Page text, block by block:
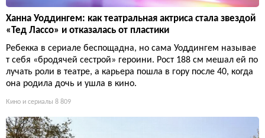
Ханна Уоддингем: как театральная актриса стала звездой
«Тед Лассо» и отказалась от пластики
Ребекка в сериале беспощадна, но сама Уоддингем называе
т себя «бродячей сестрой» героини. Рост 188 см мешал ей по
лучать роли в театре, а карьера пошла в гору после 40, когда
она родила дочь и ушла в кино.
Кино и сериалы 8 809